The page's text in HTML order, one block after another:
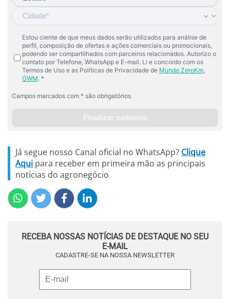
Já segue nosso Canal oficial no WhatsApp? Clique
Aqui para receber em primeira mão as principais
notícias do agronegócio
RECEBA NOSSAS NOTÍCIAS DE DESTAQUE NO SEU
E-MAIL
CADASTRE-SE NA NOSSA NEWSLETTER